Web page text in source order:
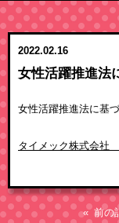
2022.02.16
女性活躍推進法
女性活躍推進法に基
タイメック株式会社
« 前の